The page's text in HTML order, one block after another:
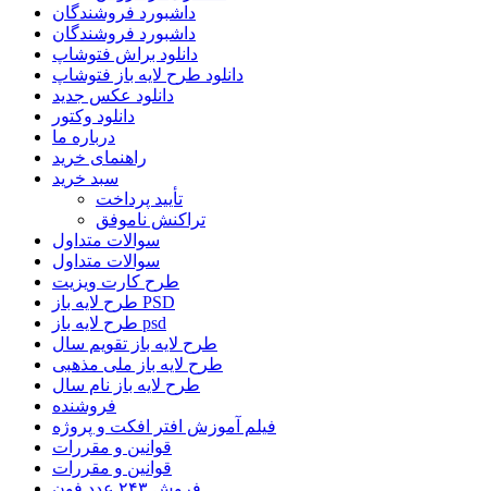
داشبورد فروشندگان
داشبورد فروشندگان
دانلود براش فتوشاپ
دانلود طرح لایه باز فتوشاپ
دانلود عکس جدید
دانلود وکتور
درباره ما
راهنمای خرید
سبد خرید
تأیید پرداخت
تراکنش ناموفق
سوالات متداول
سوالات متداول
طرح کارت ویزیت
طرح لایه باز PSD
طرح لایه باز psd
طرح لایه باز تقویم سال
طرح لایه باز ملی مذهبی
طرح لایه باز نام سال
فروشنده
فیلم آموزش افتر افکت و پروژه
قوانین و مقررات
قوانین و مقررات